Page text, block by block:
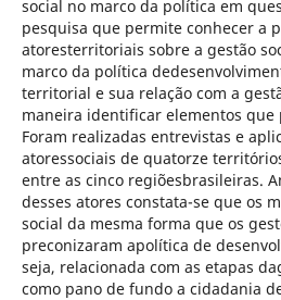
social no marco da política em
pesquisa que permite conhecer a
atoresterritoriais sobre a gestão
marco da política
territorial e sua relação com a
maneira identificar elementos que
Foram realizadas entrevistas e
atoressociais de quatorze
entre as cinco regiõesbrasileiras.
desses atores constata-se que os
social da mesma forma que os
preconizaram apolítica de
seja, relacionada com as etapas
como pano de fundo a cidadania